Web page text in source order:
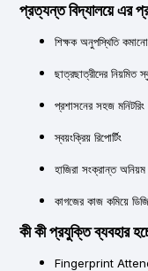
প্রত্যন্ত বিদ্যালয়ে এর
শিক্ষক অনুপস্থিতি কমানো
ছাত্রছাত্রীদের নিয়মিত
প্রশাসনের সহজ মনিটরিং
স্বয়ংক্রিয় রিপোর্টিং
হাজিরা সংক্রান্ত
কাগজের কাজ কমিয়ে
কী কী প্রযুক্তি ব্যবহার
Fingerprint